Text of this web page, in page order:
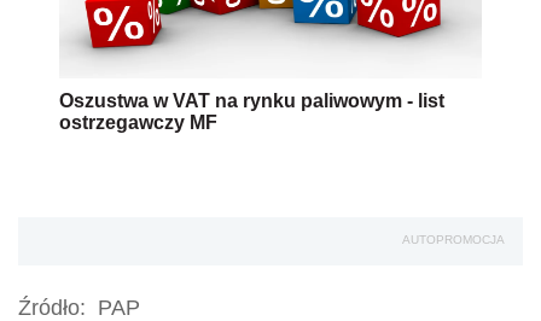
Oszustwa w VAT na rynku paliwowym - list
ostrzegawczy MF
AUTOPROMOCJA
Źródło: PAP